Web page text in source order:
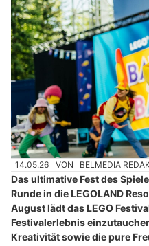
14.05.26 VON BELMEDIA
Das ultimative Fest des
Runde in die LEGOLAND
August lädt das LEGO
Festivalerlebnis
Kreativität sowie die pure